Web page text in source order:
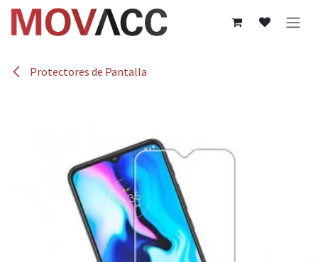
Ir al contenido
Protectores de Pantalla